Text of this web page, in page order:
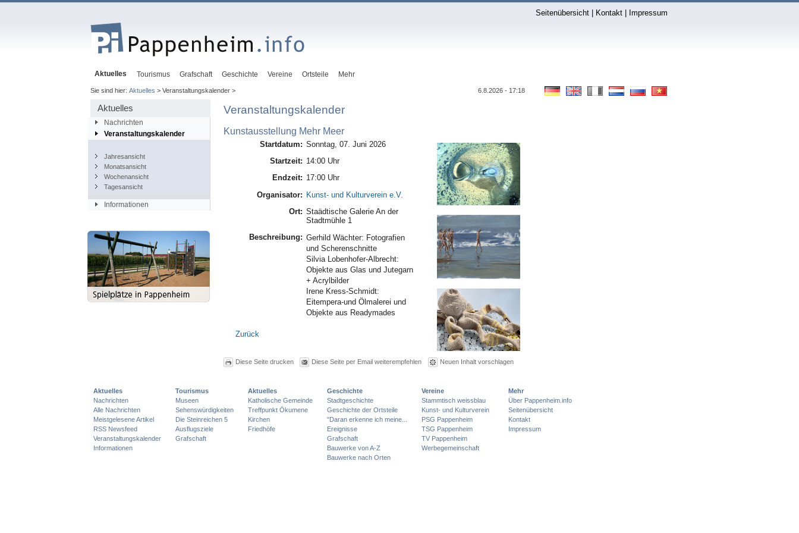
Seitenübersicht| Kontakt| Impressum
Aktuelles Tourismus Grafschaft Geschichte Vereine Ortsteile Mehr
Sie sind hier: Aktuelles > Veranstaltungskalender > 6.8.2026 - 17:18
Aktuelles
Nachrichten
Veranstaltungskalender
Jahresansicht
Monatsansicht
Wochenansicht
Tagesansicht
Informationen
Veranstaltungskalender
Kunstausstellung Mehr Meer
Startdatum: Sonntag, 07. Juni 2026
Startzeit: 14:00 Uhr
Endzeit: 17:00 Uhr
Organisator: Kunst- und Kulturverein e.V.
Ort: Staädtische Galerie An der
Stadtmühle 1
Beschreibung: Gerhild Wächter: Fotografien
und Scherenschnitte
Silvia Lobenhofer-Albrecht:
Objekte aus Glas und Jutegarn
+ Acrylbilder
Irene Kress-Schmidt:
Eitempera-und Ölmalerei und
Objekte aus Readymades
Zurück
Diese Seite drucken Diese Seite per Email weiterempfehlen Neuen Inhalt vorschlagen
Aktuelles
Nachrichten
Alle Nachrichten
Meistgelesene Artikel
RSS Newsfeed
Veranstaltungskalender
Informationen
Tourismus
Museen
Sehenswürdigkeiten
Die Steinreichen 5
Ausflugsziele
Grafschaft
Aktuelles
Katholische Gemeinde
Treffpunkt Ökumene
Kirchen
Friedhöfe
Geschichte
Stadtgeschichte
Geschichte der Ortsteile
"Daran erkenne ich meine...
Ereignisse
Grafschaft
Bauwerke von A-Z
Bauwerke nach Orten
Vereine
Stammtisch weissblau
Kunst- und Kulturverein
PSG Pappenheim
TSG Pappenheim
TV Pappenheim
Werbegemeinschaft
Mehr
Über Pappenheim.info
Seitenübersicht
Kontakt
Impressum